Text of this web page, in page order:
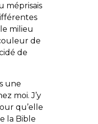
méprisais
milieu
de
de
une
moi. J’y
qu’elle
la Bible